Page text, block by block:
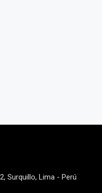
Surquillo, Lima - Perú